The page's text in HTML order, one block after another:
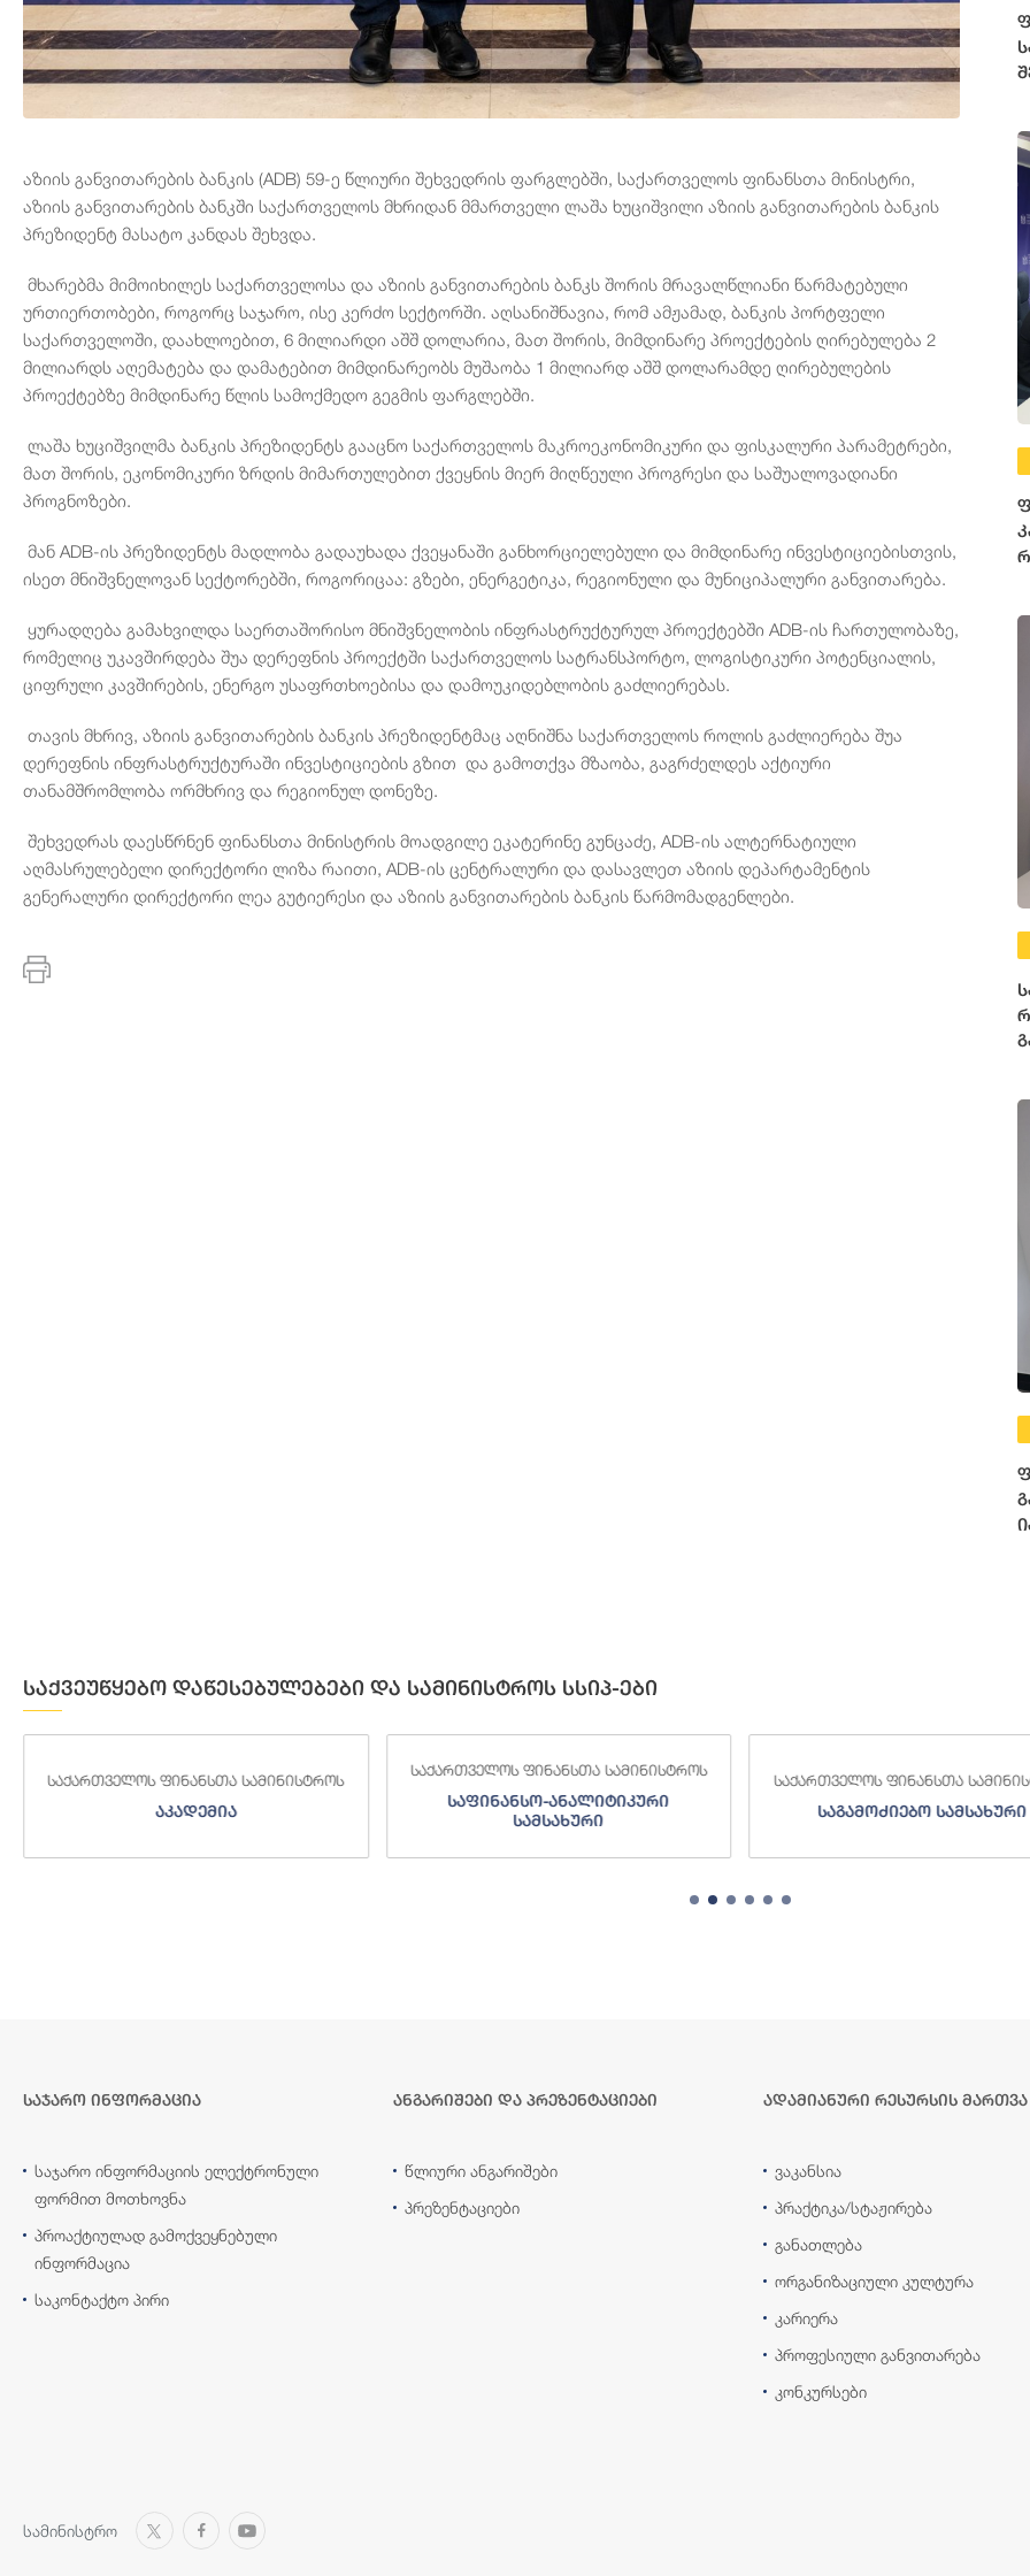
აზიის განვითარების ბანკის (ADB) 59-ე წლიური შეხვედრის ფარგლებში, საქართველოს ფინანსთა მინისტრი,
აზიის განვითარების ბანკში საქართველოს მხრიდან მმართველი ლაშა ხუციშვილი აზიის განვითარების ბანკის
პრეზიდენტ მასატო კანდას შეხვდა.
მხარებმა მიმოიხილეს საქართველოსა და აზიის განვითარების ბანკს შორის მრავალწლიანი წარმატებული
ურთიერთობები, როგორც საჯარო, ისე კერძო სექტორში. აღსანიშნავია, რომ ამჟამად, ბანკის პორტფელი
საქართველოში, დაახლოებით, 6 მილიარდი აშშ დოლარია, მათ შორის, მიმდინარე პროექტების ღირებულება 2
მილიარდს აღემატება და დამატებით მიმდინარეობს მუშაობა 1 მილიარდ აშშ დოლარამდე ღირებულების
პროექტებზე მიმდინარე წლის სამოქმედო გეგმის ფარგლებში.
ლაშა ხუციშვილმა ბანკის პრეზიდენტს გააცნო საქართველოს მაკროეკონომიკური და ფისკალური პარამეტრები,
მათ შორის, ეკონომიკური ზრდის მიმართულებით ქვეყნის მიერ მიღწეული პროგრესი და საშუალოვადიანი
პროგნოზები.
მან ADB-ის პრეზიდენტს მადლობა გადაუხადა ქვეყანაში განხორციელებული და მიმდინარე ინვესტიციებისთვის,
ისეთ მნიშვნელოვან სექტორებში, როგორიცაა: გზები, ენერგეტიკა, რეგიონული და მუნიციპალური განვითარება.
ყურადღება გამახვილდა საერთაშორისო მნიშვნელობის ინფრასტრუქტურულ პროექტებში ADB-ის ჩართულობაზე,
რომელიც უკავშირდება შუა დერეფნის პროექტში საქართველოს სატრანსპორტო, ლოგისტიკური პოტენციალის,
ციფრული კავშირების, ენერგო უსაფრთხოებისა და დამოუკიდებლობის გაძლიერებას.
თავის მხრივ, აზიის განვითარების ბანკის პრეზიდენტმაც აღნიშნა საქართველოს როლის გაძლიერება შუა
დერეფნის ინფრასტრუქტურაში ინვესტიციების გზით და გამოთქვა მზაობა, გაგრძელდეს აქტიური
თანამშრომლობა ორმხრივ და რეგიონულ დონეზე.
შეხვედრას დაესწრნენ ფინანსთა მინისტრის მოადგილე ეკატერინე გუნცაძე, ADB-ის ალტერნატიული
აღმასრულებელი დირექტორი ლიზა რაითი, ADB-ის ცენტრალური და დასავლეთ აზიის დეპარტამენტის
გენერალური დირექტორი ლეა გუტიერესი და აზიის განვითარების ბანკის წარმომადგენლები.
საქვეუწყებო დაწესებულებები და სამინისტროს სსიპ-ები
საფინანსო-ანალიტიკური
სამსახური
საქართველოს ფინანსთა სამინისტროს
საგამოძიებო სამსახური
საქართველოს ფინანსთა
შემოსავლების სამსახური
საჯარო ინფორმაცია
საჯარო ინფორმაციის ელექტრონული
ფორმით მოთხოვნა
პროაქტიულად გამოქვეყნებული
ინფორმაცია
საკონტაქტო პირი
ანგარიშები და პრეზენტაციები
წლიური ანგარიშები
პრეზენტაციები
ადამიანური რესურსის მართვა
ვაკანსია
პრაქტიკა/სტაჟირება
განათლება
ორგანიზაციული კულტურა
კარიერა
პროფესიული განვითარება
კონკურსები
სამინისტრო